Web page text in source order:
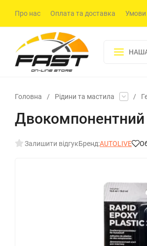
Про нас Оплата та доставка Умови
Головна / Рідини та мастила /
Двокомпонентний
Залишити відгукБренд:AUTOLIVE